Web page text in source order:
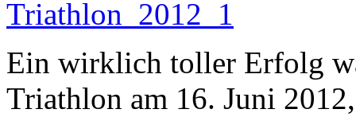
Ein wirklich toller Erfolg
Triathlon am 16. Juni